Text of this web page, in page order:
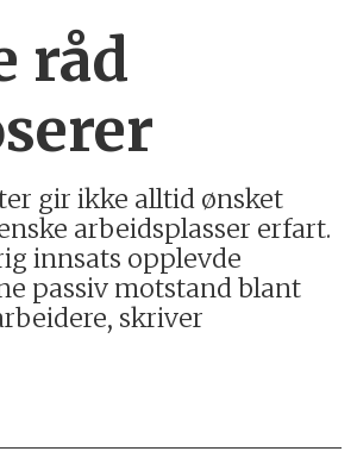
råd
gir ikke alltid ønsket
arbeidsplasser erfart.
innsats opplevde
passiv motstand blant
skriver